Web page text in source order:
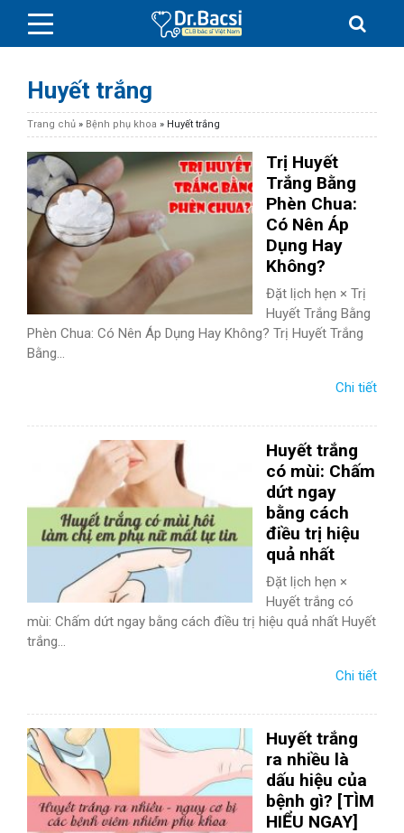
BỆNH DA LIỄU
BỆNH PHỤ KHOA
BỆNH XƯƠNG KHỚP
SỨC KHỎE GIỚI TÍNH
TAI – MŨI – HỌNG
DA LIỄU THẨM MỸ
NHA KHOA
Huyết trắng
Trang chủ » Bệnh phụ khoa » Huyết trắng
Trị Huyết
Trắng Bằng
Phèn Chua:
Có Nên Áp
Dụng Hay
Không?
Đặt lịch hẹn × Trị
Huyết Trắng Bằng
Phèn Chua: Có Nên Áp Dụng Hay Không? Trị Huyết Trắng
Bằng...
Chi tiết
Huyết trắng
có mùi: Chấm
dứt ngay
bằng cách
điều trị hiệu
quả nhất
Đặt lịch hẹn ×
Huyết trắng có
mùi: Chấm dứt ngay bằng cách điều trị hiệu quả nhất Huyết
trắng...
Chi tiết
Huyết trắng
ra nhiều là
dấu hiệu của
bệnh gì? [TÌM
HIỂU NGAY]